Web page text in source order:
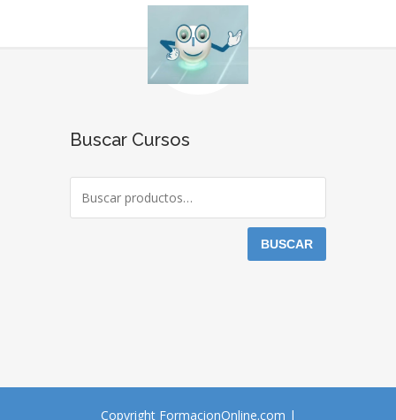
Buscar Cursos
BUSCAR
Copyright FormacionOnline.com |